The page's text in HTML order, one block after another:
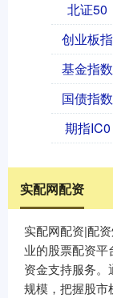
北证50
创业板指
基金指数
国债指数
期指IC0
实配网配资
实配网配资|配
业的股票配资
资金支持服务
规模，把握股市